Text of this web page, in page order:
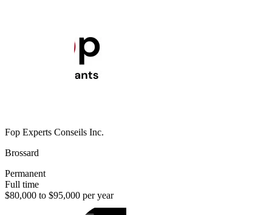
Fop Experts Conseils Inc.
Brossard
Permanent
Full time
$80,000 to $95,000 per year